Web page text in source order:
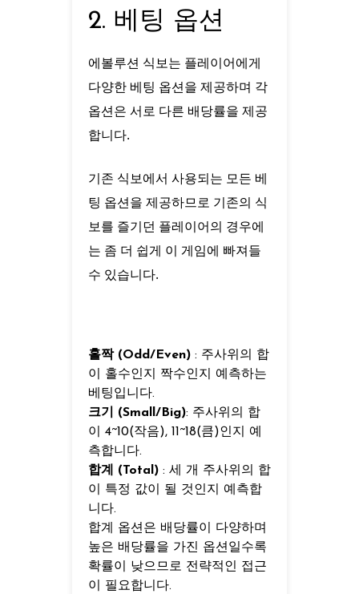
2. 베팅 옵션
에볼루션 식보는 플레이어에게
다양한 베팅 옵션을 제공하며 각
옵션은 서로 다른 배당률을 제공
합니다.
기존 식보에서 사용되는 모든 베
팅 옵션을 제공하므로 기존의 식
보를 즐기던 플레이어의 경우에
는 좀 더 쉽게 이 게임에 빠져들
수 있습니다.
홀짝 (Odd/Even) : 주사위의 합
이 홀수인지 짝수인지 예측하는
베팅입니다.
크기 (Small/Big): 주사위의 합
이 4~10(작음), 11~18(큼)인지 예
측합니다.
합계 (Total) : 세 개 주사위의 합
이 특정 값이 될 것인지 예측합
니다.
합계 옵션은 배당률이 다양하며
높은 배당률을 가진 옵션일수록
확률이 낮으므로 전략적인 접근
이 필요합니다.